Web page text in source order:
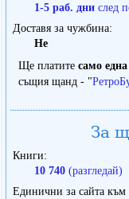
1-5 раб. дни след
Доставя за чужбина
Не
Ще платите само
същия щанд - "
За
Книги
10 740 (разгледай)
Единични за сайта към